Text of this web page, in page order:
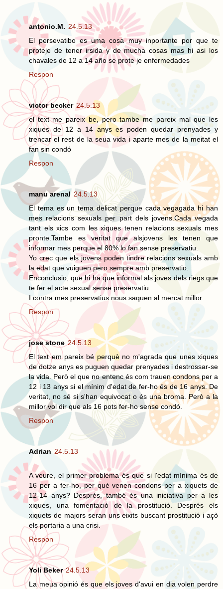
antonio.M. 24.5.13
El persevatibo es uma cosa muy inportante por que te
proteje de tener irsida y de mucha cosas mas hi asi los
chavales de 12 a 14 año se prote je enfermedades
Respon
victor becker 24.5.13
el text me pareix be, pero tambe me pareix mal que les
xiques de 12 a 14 anys es poden quedar prenyades y
trencar el rest de la seua vida i aparte mes de la meitat el
fan sin condó
Respon
manu arenal 24.5.13
El tema es un tema delicat perque cada vegagada hi han
mes relacions sexuals per part dels jovens.Cada vegada
tant els xics com les xiques tenen relacions sexuals mes
pronte.Tambe es veritat que alsjovens les tenen que
informar mes perque el 80% lo fan sense preservatiu.
Yo crec que els jovens poden tindre relacions sexuals amb
la edat que vuiguen pero sempre amb preservatio.
Enconclusio, que hi ha que informal als joves dels riegs que
te fer el acte sexual sense preservatiu.
I contra mes preservatius nous saquen al mercat millor.
Respon
jose stone 24.5.13
El text em pareix bé perquè no m'agrada que unes xiques
de dotze anys es puguen quedar prenyades i destrossar-se
la vida. Però el que no entenc és com trauen condons per a
12 i 13 anys si el mínim d'edat de fer-ho és de 16 anys. De
veritat, no sé si s'han equivocat o és una broma. Però a la
millor vol dir que als 16 pots fer-ho sense condó.
Respon
Adrian 24.5.13
A veure, el primer problema és que si l'edat mínima és de
16 per a fer-ho, per què venen condons per a xiquets de
12-14 anys? Després, també és una iniciativa per a les
xiques, una fomentació de la prostitució. Després els
xiquets de majors seran uns eixits buscant prostitució i açò
els portaria a una crisi.
Respon
Yoli Beker 24.5.13
La meua opinió és que els joves d'avui en dia volen perdre